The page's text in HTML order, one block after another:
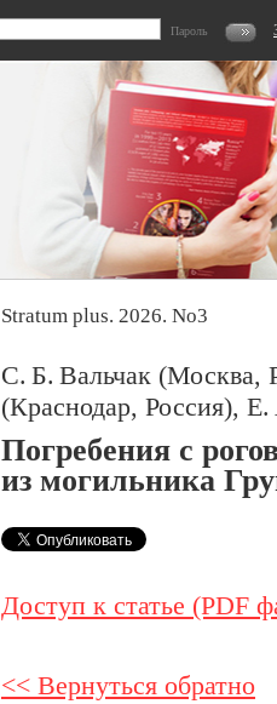
Пароль
Stratum plus. 2026. No3
С. Б. Вальчак (Москва,
(Краснодар, Россия),
Погребения с
из могильника
Доступ к статье (PDF
<< Вернуться обратно